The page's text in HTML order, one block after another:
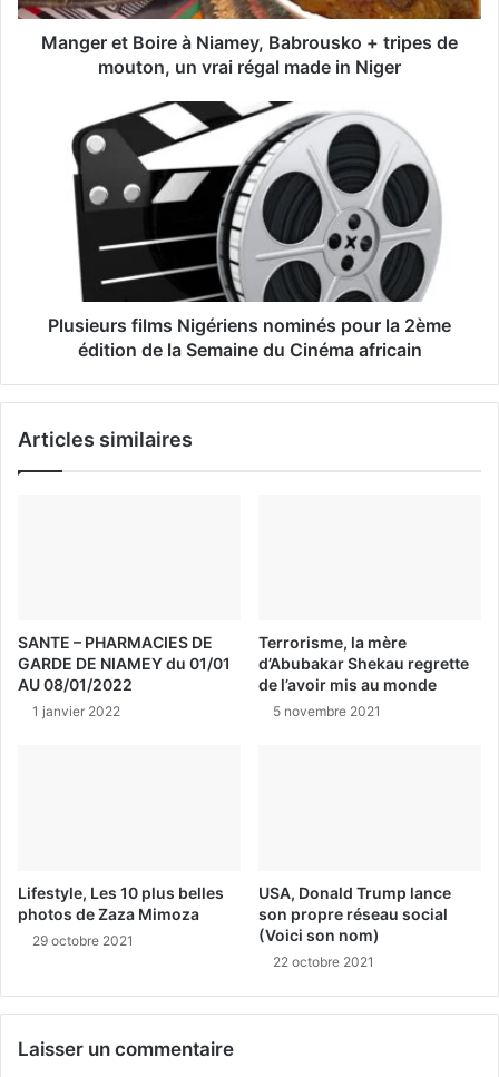
s
Manger et Boire à Niamey, Babrousko + tripes de
mouton, un vrai régal made in Niger
Plusieurs films Nigériens nominés pour la 2ème
édition de la Semaine du Cinéma africain
Articles similaires
SANTE – PHARMACIES DE
GARDE DE NIAMEY du 01/01
AU 08/01/2022
1 janvier 2022
Terrorisme, la mère
d’Abubakar Shekau regrette
de l’avoir mis au monde
5 novembre 2021
Lifestyle, Les 10 plus belles
photos de Zaza Mimoza
29 octobre 2021
USA, Donald Trump lance
son propre réseau social
(Voici son nom)
22 octobre 2021
Laisser un commentaire